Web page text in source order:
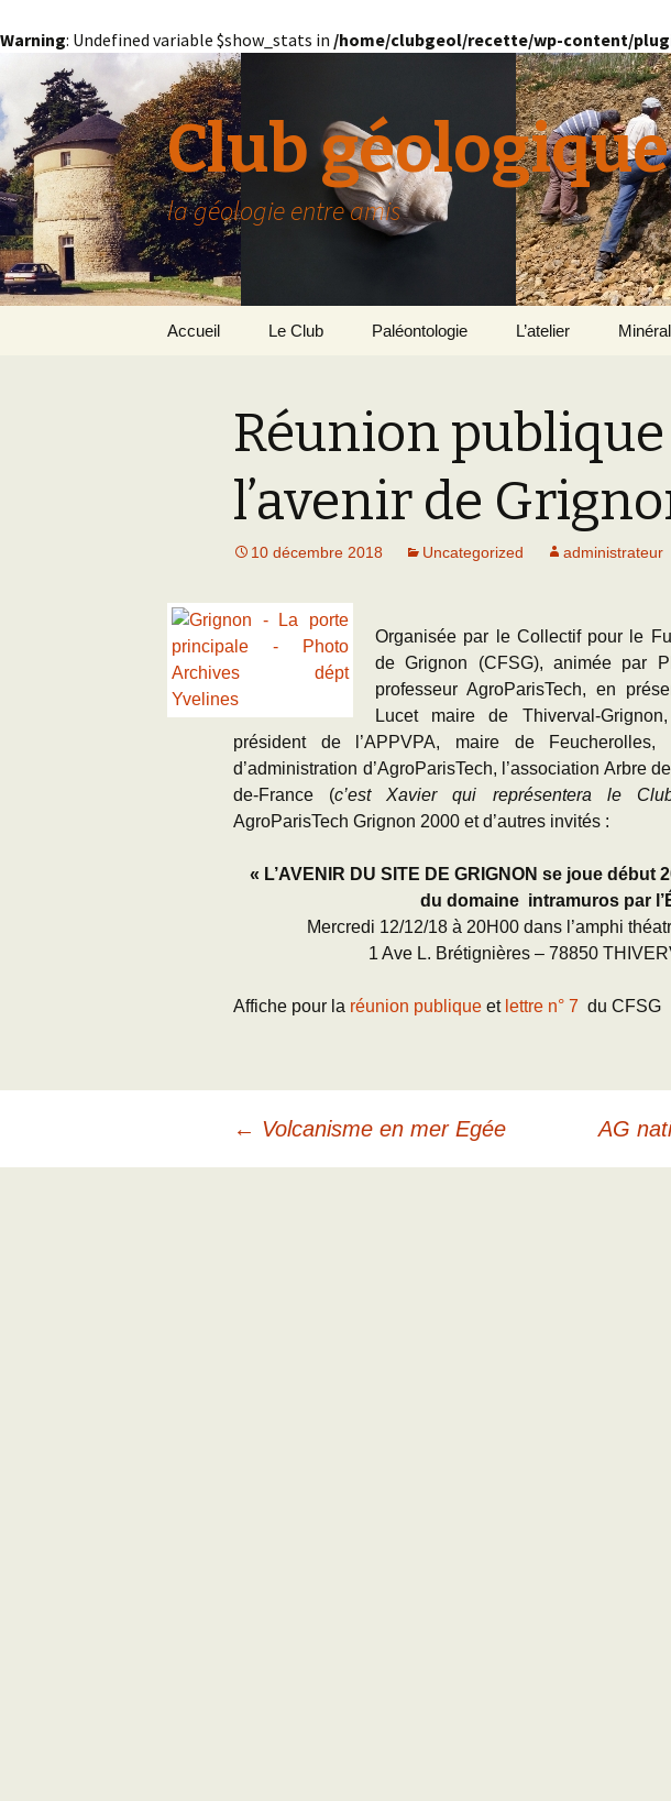
Warning: Undefined variable $show_stats in /home/clubgeol/recette/wp-content/
Club
la géologie entre amis
Accueil Le Club
Paris
Paléontologie
Le Bassin Parisien
Bassin
Bassin
Cartes
L’échelle
marine
fossiles de
GRIGNON – 78
Les
Grignon
La
Falunière
Exposition
et Galerie
25 mai
ans de
Paléo
Activités
Réunions
Les
Equipiers
L’atelier
Réunion
l’avenir de
10 décembre 2018 Uncategorized administrateur
Organisée par le Collectif pour le
de Grignon (CFSG), animée par
professeur AgroParisTech, en
Lucet maire de Thiverval-
président de l’APPVPA, maire de
d’administration d’AgroParisTech, l’association Arbre
de-France (c’est Xavier qui représentera le
AgroParisTech Grignon 2000 et d’autres invités :
« L’AVENIR DU SITE DE GRIGNON se joue début
du domaine intramuros par
Mercredi 12/12/18 à 20H00 dans l’amphi
1 Ave L. Brétignières – 78850
Affiche pour la réunion publique et lettre n° 7 du CFSG
Navigation
← Volcanisme en mer Egée AG